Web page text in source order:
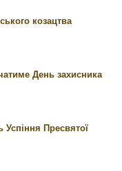
козацтва
День захисника
Успіння Пресвятої